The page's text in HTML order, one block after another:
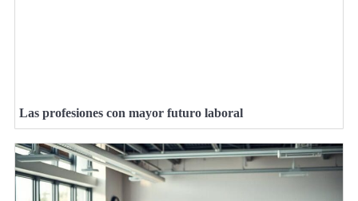
Las profesiones con mayor futuro laboral